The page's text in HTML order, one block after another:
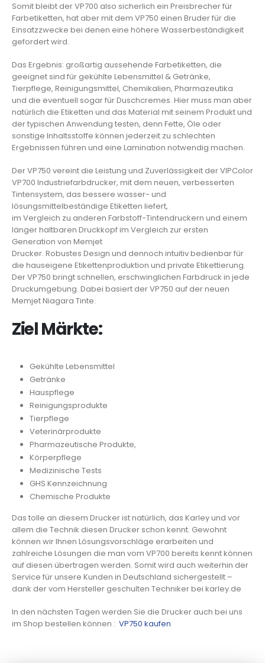
Somit bleibt der VP700 also sicherlich ein Preisbrecher für
Farbetiketten, hat aber mit dem VP750 einen Bruder für die
Einsatzzwecke bei denen eine höhere Wasserbeständigkeit
gefordert wird.
Das Ergebnis: großartig aussehende Farbetiketten, die
geeignet sind für gekühlte Lebensmittel & Getränke,
Tierpflege, Reinigungsmittel, Chemikalien, Pharmazeutika
und die eventuell sogar für Duschcremes. Hier muss man aber
natürlich die Etiketten und das Material mit seinem Produkt und
der typischen Anwendung testen, denn Fette, Öle oder
sonstige Inhaltsstoffe können jederzeit zu schlechten
Ergebnissen führen und eine Lamination notwendig machen.
Der VP750 vereint die Leistung und Zuverlässigkeit der VIPColor
VP700 Industriefarbdrucker, mit dem neuen, verbesserten
Tintensystem, das bessere wasser- und
lösungsmittelbeständige Etiketten liefert,
im Vergleich zu anderen Farbstoff-Tintendruckern und einem
länger haltbaren Druckkopf im Vergleich zur ersten
Generation von Memjet
Drucker. Robustes Design und dennoch intuitiv bedienbar für
die hauseigene Etikettenproduktion und private Etikettierung.
Der VP750 bringt schnellen, erschwinglichen Farbdruck in jede
Druckumgebung. Dabei basiert der VP750 auf der neuen
Memjet Niagara Tinte.
Ziel Märkte:
Gekühlte Lebensmittel
Getränke
Hauspflege
Reinigungsprodukte
Tierpflege
Veterinärprodukte
Pharmazeutische Produkte,
Körperpflege
Medizinische Tests
GHS Kennzeichnung
Chemische Produkte
Das tolle an diesem Drucker ist natürlich, das Karley und vor
allem die Technik diesen Drucker schon kennt. Gewohnt
können wir Ihnen Lösungsvorschläge erarbeiten und
zahlreiche Lösungen die man vom VP700 bereits kennt können
auf diesen übertragen werden. Somit wird auch weiterhin der
Service für unsere Kunden in Deutschland sichergestellt –
dank der vom Hersteller geschulten Techniker bei karley.de
In den nächsten Tagen werden Sie die Drucker auch bei uns
im Shop bestellen können : VP750 kaufen